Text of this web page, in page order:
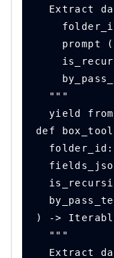
Extract
prompt
  """
yield
def
) ->
  """
Extract